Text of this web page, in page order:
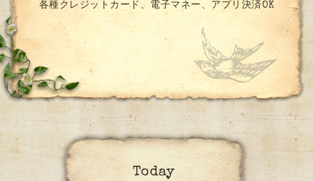
各種クレジットカード、電子マネー、アプリ決済OK
Today